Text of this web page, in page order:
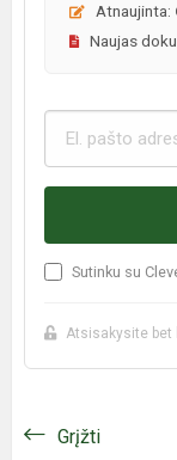
Atnaujinta:
Naujas
Sutinku su
Atsisakysite bet
Grįžti